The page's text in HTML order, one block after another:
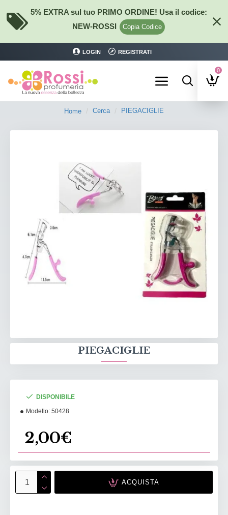
5% EXTRA sul tuo PRIMO ORDINE! Usa il codice:
NEW-ROSSI
Copia Codice
LOGIN REGISTRATI
0
Home Cerca PIEGACIGLIE
PIEGACIGLIE
2,00€
DISPONIBILE
Modello: 50428
ACQUISTA